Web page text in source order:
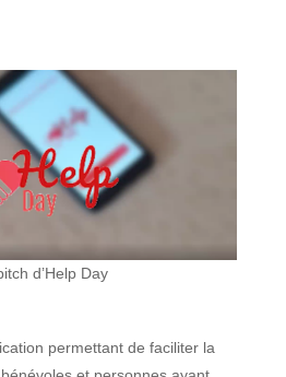
d’Help Day
permettant de faciliter la